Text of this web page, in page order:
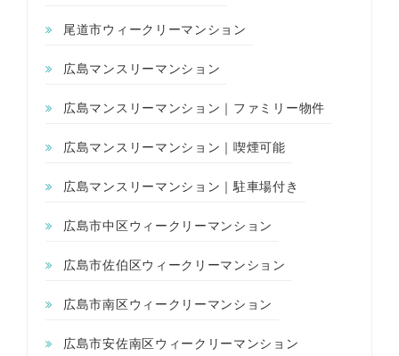
尾道市ウィークリーマンション
広島マンスリーマンション
広島マンスリーマンション｜ファミリー物件
広島マンスリーマンション｜喫煙可能
広島マンスリーマンション｜駐車場付き
広島市中区ウィークリーマンション
広島市佐伯区ウィークリーマンション
広島市南区ウィークリーマンション
広島市安佐南区ウィークリーマンション